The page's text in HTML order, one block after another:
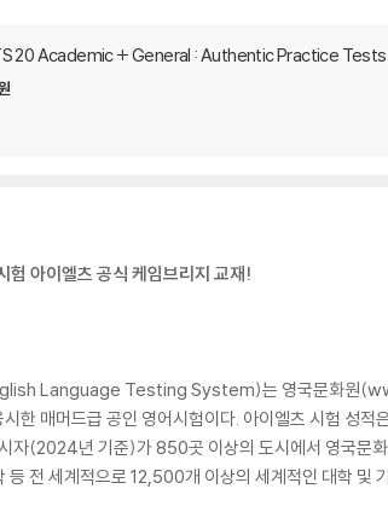
20 Academic + General : Authentic Practice Tests
험 아이엘츠 공식 케임브리지 교재!
Language Testing System)는 영국문화원
한 매머드급 공인 영어시험이다. 아이엘츠 시험 성
자(2024년 기준)가 850곳 이상의 도시에서 영국문
등 전 세계적으로 12,500개 이상의 세계적인 대학 및